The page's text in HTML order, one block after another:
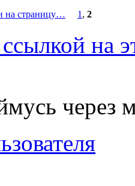
на страницу… 1 , 2
через